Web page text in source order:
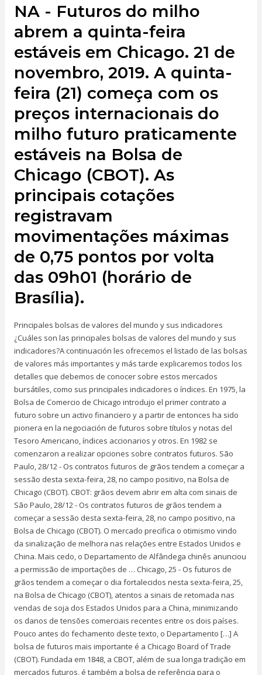
NA - Futuros do milho
abrem a quinta-feira
estáveis em Chicago. 21 de
novembro, 2019. A quinta-
feira (21) começa com os
preços internacionais do
milho futuro praticamente
estáveis na Bolsa de
Chicago (CBOT). As
principais cotações
registravam
movimentações máximas
de 0,75 pontos por volta
das 09h01 (horário de
Brasília).
Principales bolsas de valores del mundo y sus indicadores
¿Cuáles son las principales bolsas de valores del mundo y sus
indicadores?A continuación les ofrecemos el listado de las bolsas
de valores más importantes y más tarde explicaremos todos los
detalles que debemos de conocer sobre estos mercados
bursátiles, como sus principales indicadores o índices. En 1975, la
Bolsa de Comercio de Chicago introdujo el primer contrato a
futuro sobre un activo financiero y a partir de entonces ha sido
pionera en la negociación de futuros sobre títulos y notas del
Tesoro Americano, índices accionarios y otros. En 1982 se
comenzaron a realizar opciones sobre contratos futuros. São
Paulo, 28/12 - Os contratos futuros de grãos tendem a começar a
sessão desta sexta-feira, 28, no campo positivo, na Bolsa de
Chicago (CBOT). CBOT: grãos devem abrir em alta com sinais de
São Paulo, 28/12 - Os contratos futuros de grãos tendem a
começar a sessão desta sexta-feira, 28, no campo positivo, na
Bolsa de Chicago (CBOT). O mercado precifica o otimismo vindo
da sinalização de melhora nas relações entre Estados Unidos e
China. Mais cedo, o Departamento de Alfândega chinês anunciou
a permissão de importações de … Chicago, 25 - Os futuros de
grãos tendem a começar o dia fortalecidos nesta sexta-feira, 25,
na Bolsa de Chicago (CBOT), atentos a sinais de retomada nas
vendas de soja dos Estados Unidos para a China, minimizando
os danos de tensões comerciais recentes entre os dois países.
Pouco antes do fechamento deste texto, o Departamento […] A
bolsa de futuros mais importante é a Chicago Board of Trade
(CBOT). Fundada em 1848, a CBOT, além de sua longa tradição em
mercados futuros, é também a bolsa de referência para o